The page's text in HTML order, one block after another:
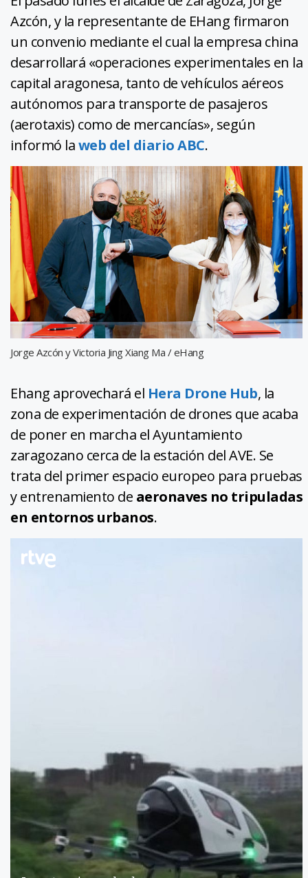
Azcón, y la representante de EHang firmaron
un convenio mediante el cual la empresa china
desarrollará «operaciones experimentales en la
capital aragonesa, tanto de vehículos aéreos
autónomos para transporte de pasajeros
(aerotaxis) como de mercancías», según
informó laweb del diario ABC.
Jorge Azcón y Victoria Jing Xiang Ma / eHang
Ehang aprovechará el Hera Drone Hub, la
zona de experimentación de drones que acaba
de poner en marcha el Ayuntamiento
zaragozano cerca de la estación del AVE. Se
trata del primer espacio europeo para pruebas
y entrenamiento de aeronaves no tripuladas
en entornos urbanos.
Firmamos un convenio de
colaboración con@ehang, líder en
movilidad aérea urbana. Zaragoza
será la primera ciudad de España
donde la empresa pruebe sus
drones. Un paso más para que